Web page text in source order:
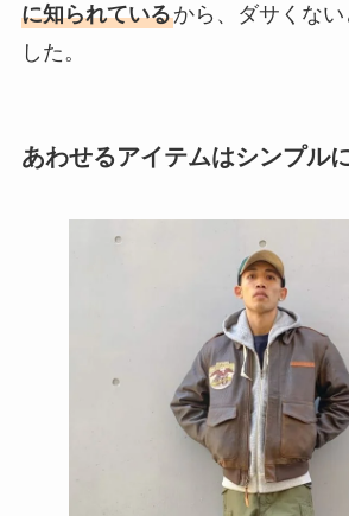
に知られているから、ダサくない
した。
あわせるアイテムはシンプル